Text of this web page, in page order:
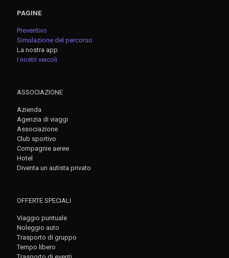
PAGINE
Preventivo
Simulazione del percorso
La nostra app
I nostri veicoli
ASSOCIAZIONE
Azienda
Agenzia di viaggi
Associazione
Club sportivo
Compagnie aeree
Hotel
Diventa un autista privato
OFFERTE SPECIALI
Viaggio puntuale
Noleggio auto
Trasporto di gruppo
Tempo libero